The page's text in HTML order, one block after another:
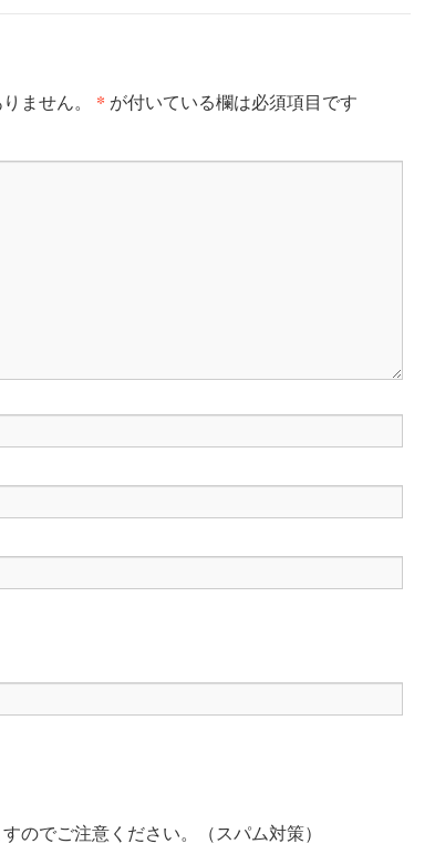
ません。 * が付いている欄は必須項目です
のでご注意ください。（スパム対策）